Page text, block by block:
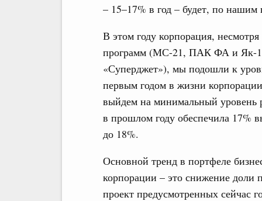
– 15–17% в год – будет, по нашим
В этом году корпорация,
программ (МС-21, ПАК ФА и Як-
«Суперджет»), мы подошли к
первым годом в жизни
выйдем на минимальный уровень
в прошлом году обеспечила 17%
до 18%.
Основной тренд в портфеле
корпорации – это снижение доли
проект предусмотренных сейчас